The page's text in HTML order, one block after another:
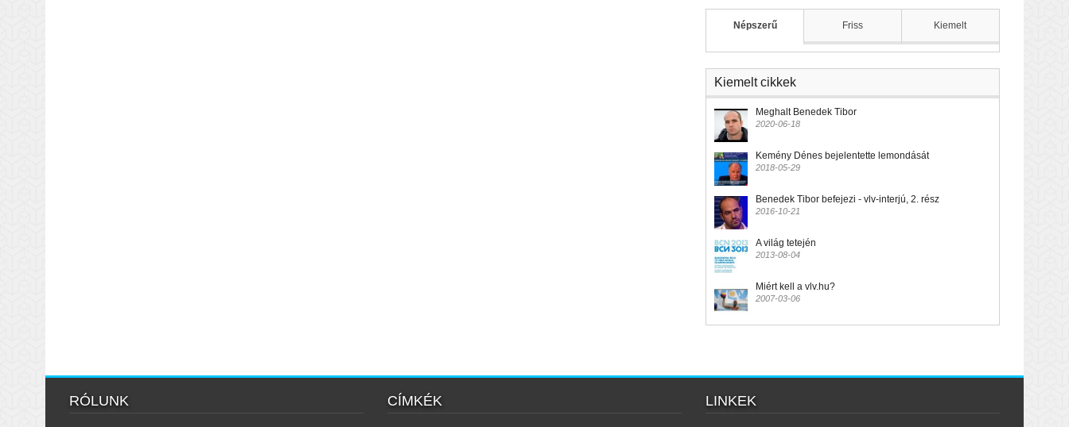
Népszerű Friss Kiemelt
Kiemelt cikkek
Meghalt Benedek Tibor
2020-06-18
Kemény Dénes bejelentette lemondását
2018-05-29
Benedek Tibor befejezi - vlv-interjú, 2. rész
2016-10-21
A világ tetején
2013-08-04
Miért kell a vlv.hu?
2007-03-06
RÓLUNK CÍMKÉK LINKEK